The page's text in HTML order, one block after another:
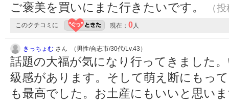
ご褒美を買いにまた行きたいです。
（
このクチコミに 現在： 0人
きっちょむ さん （男性/合志市/30代/Lv.43）
話題の大福が気になり行ってきました
級感があります。そして萌え断にもっ
も最高でした。お土産にもいいと思い